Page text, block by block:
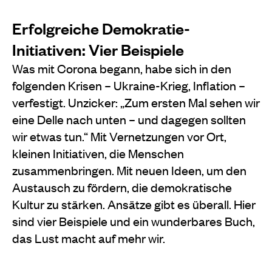
Erfolgreiche Demokratie-
Initiativen: Vier Beispiele
Was mit Corona begann, habe sich in den
folgenden Krisen – Ukraine-Krieg, Inflation –
verfestigt. Unzicker: „Zum ersten Mal sehen wir
eine Delle nach unten – und dagegen sollten
wir etwas tun.“ Mit Vernetzungen vor Ort,
kleinen Initiativen, die Menschen
zusammenbringen. Mit neuen Ideen, um den
Austausch zu fördern, die demokratische
Kultur zu stärken. Ansätze gibt es überall. Hier
sind vier Beispiele und ein wunderbares Buch,
das Lust macht auf mehr wir.